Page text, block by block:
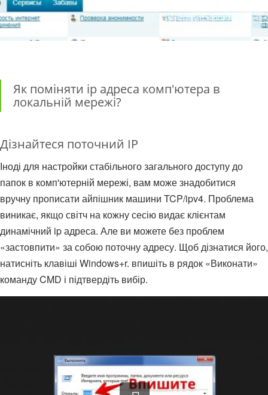
Як поміняти ip адреса комп'ютера в
локальній мережі?
Дізнайтеся поточний IP
Іноді для настройки стабільного загального доступу до
папок в комп'ютерній мережі, вам може знадобитися
вручну прописати айпішник машини TCP/ipv4. Проблема
виникає, якщо світч на кожну сесію видає клієнтам
динамічний ip адреса. Але ви можете без проблем
«застовпити» за собою поточну адресу. Щоб дізнатися його,
натисніть клавіші Windows+r. впишіть в рядок «Виконати»
команду CMD і підтвердіть вибір.